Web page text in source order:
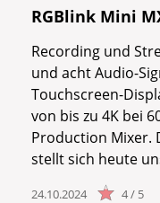
RGBlink Mini
Recording und
und acht Audio-
Touchscreen-
von bis zu 4K bei
Production Mixer.
stellt sich heute
24.10.2024 4 / 5